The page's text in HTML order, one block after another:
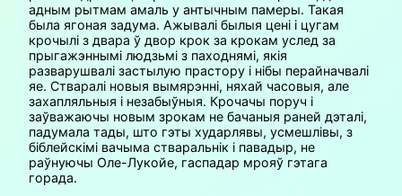
адным рытмам амаль у антычным памеры. Такая
была ягоная задума. Ажывалі былыя цені і цугам
крочылі з двара ў двор крок за крокам услед за
прыгажэннымі людзьмі з паходнямі, якія
разварушвалі застылую прастору і нібы перайначвалі
яе. Стваралі новыя вымярэнні, няхай часовыя, але
захапляльныя і незабыўныя. Крочачы поруч і
заўважаючы новым зрокам не бачаныя раней дэталі,
падумала тады, што гэты хударлявы, усмешлівы, з
біблейскімі вачыма стваральнік і павадыр, не
раўнуючы Оле-Лукойе, гаспадар мрояў гэтага
горада.